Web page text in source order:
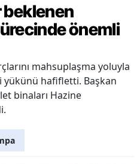
beklenen
önemli
mahsuplaşma yoluyla
hafifletti. Başkan
binaları Hazine